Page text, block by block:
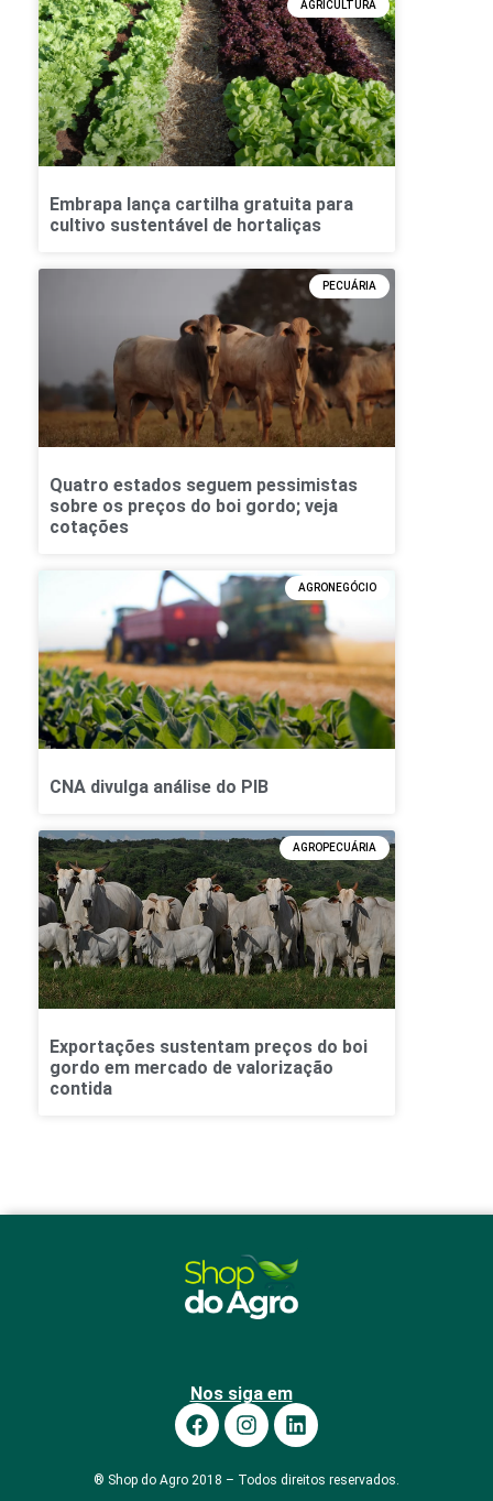
AGRICULTURA
Embrapa lança cartilha gratuita para
cultivo sustentável de hortaliças
PECUÁRIA
Quatro estados seguem pessimistas
sobre os preços do boi gordo; veja
cotações
AGRONEGÓCIO
CNA divulga análise do PIB
AGROPECUÁRIA
Exportações sustentam preços do boi
gordo em mercado de valorização
contida
Nos siga em
® Shop do Agro 2018 – Todos direitos reservados.